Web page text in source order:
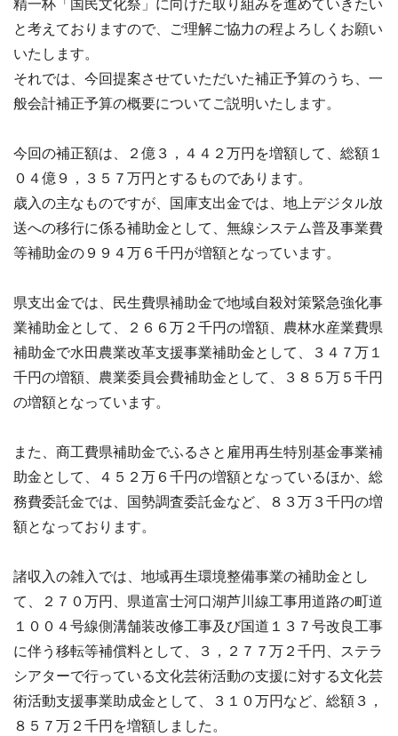
精一杯「国民文化祭」に向けた取り組みを進めていきたい
と考えておりますので、ご理解ご協力の程よろしくお願い
いたします。
それでは、今回提案させていただいた補正予算のうち、一
般会計補正予算の概要についてご説明いたします。
今回の補正額は、２億３，４４２万円を増額して、総額１
０４億９，３５７万円とするものであります。
歳入の主なものですが、国庫支出金では、地上デジタル放
送への移行に係る補助金として、無線システム普及事業費
等補助金の９９４万６千円が増額となっています。
県支出金では、民生費県補助金で地域自殺対策緊急強化事
業補助金として、２６６万２千円の増額、農林水産業費県
補助金で水田農業改革支援事業補助金として、３４７万１
千円の増額、農業委員会費補助金として、３８５万５千円
の増額となっています。
また、商工費県補助金でふるさと雇用再生特別基金事業補
助金として、４５２万６千円の増額となっているほか、総
務費委託金では、国勢調査委託金など、８３万３千円の増
額となっております。
諸収入の雑入では、地域再生環境整備事業の補助金とし
て、２７０万円、県道富士河口湖芦川線工事用道路の町道
１００４号線側溝舗装改修工事及び国道１３７号改良工事
に伴う移転等補償料として、３，２７７万２千円、ステラ
シアターで行っている文化芸術活動の支援に対する文化芸
術活動支援事業助成金として、３１０万円など、総額３，
８５７万２千円を増額しました。